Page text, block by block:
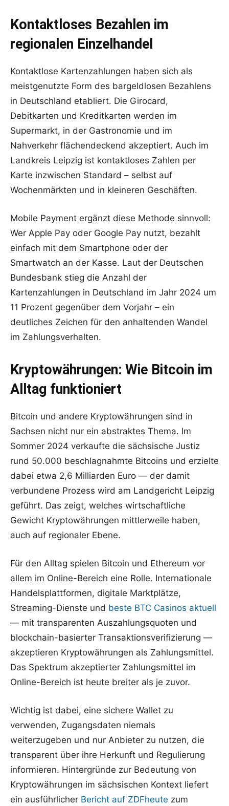
Kontaktloses Bezahlen im
regionalen Einzelhandel
Kontaktlose Kartenzahlungen haben sich als
meistgenutzte Form des bargeldlosen Bezahlens
in Deutschland etabliert. Die Girocard,
Debitkarten und Kreditkarten werden im
Supermarkt, in der Gastronomie und im
Nahverkehr flächendeckend akzeptiert. Auch im
Landkreis Leipzig ist kontaktloses Zahlen per
Karte inzwischen Standard – selbst auf
Wochenmärkten und in kleineren Geschäften.
Mobile Payment ergänzt diese Methode sinnvoll:
Wer Apple Pay oder Google Pay nutzt, bezahlt
einfach mit dem Smartphone oder der
Smartwatch an der Kasse. Laut der Deutschen
Bundesbank stieg die Anzahl der
Kartenzahlungen in Deutschland im Jahr 2024 um
11 Prozent gegenüber dem Vorjahr – ein
deutliches Zeichen für den anhaltenden Wandel
im Zahlungsverhalten.
Kryptowährungen: Wie Bitcoin im
Alltag funktioniert
Bitcoin und andere Kryptowährungen sind in
Sachsen nicht nur ein abstraktes Thema. Im
Sommer 2024 verkaufte die sächsische Justiz
rund 50.000 beschlagnahmte Bitcoins und erzielte
dabei etwa 2,6 Milliarden Euro — der damit
verbundene Prozess wird am Landgericht Leipzig
geführt. Das zeigt, welches wirtschaftliche
Gewicht Kryptowährungen mittlerweile haben,
auch auf regionaler Ebene.
Für den Alltag spielen Bitcoin und Ethereum vor
allem im Online-Bereich eine Rolle. Internationale
Handelsplattformen, digitale Marktplätze,
Streaming-Dienste und beste BTC Casinos aktuell
— mit transparenten Auszahlungsquoten und
blockchain-basierter Transaktionsverifizierung —
akzeptieren Kryptowährungen als Zahlungsmittel.
Das Spektrum akzeptierter Zahlungsmittel im
Online-Bereich ist heute breiter als je zuvor.
Wichtig ist dabei, eine sichere Wallet zu
verwenden, Zugangsdaten niemals
weiterzugeben und nur Anbieter zu nutzen, die
transparent über ihre Herkunft und Regulierung
informieren. Hintergründe zur Bedeutung von
Kryptowährungen im sächsischen Kontext liefert
ein ausführlicher Bericht auf ZDFheute zum